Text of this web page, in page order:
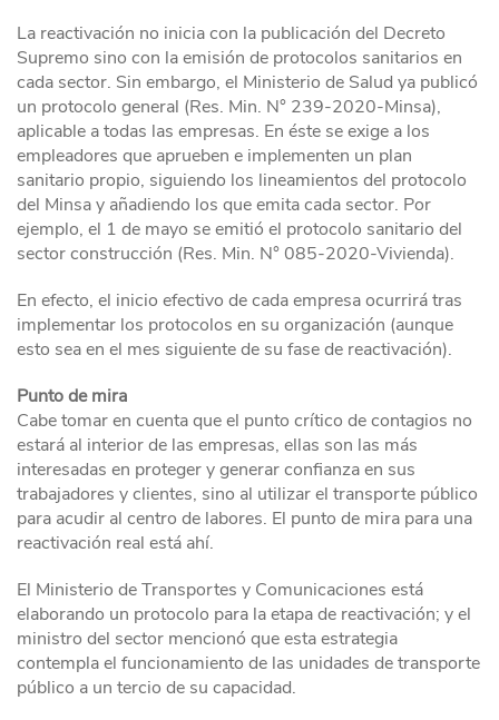
La reactivación no inicia con la publicación del Decreto
Supremo sino con la emisión de protocolos sanitarios en
cada sector. Sin embargo, el Ministerio de Salud ya publicó
un protocolo general (Res. Min. N° 239-2020-Minsa),
aplicable a todas las empresas. En éste se exige a los
empleadores que aprueben e implementen un plan
sanitario propio, siguiendo los lineamientos del protocolo
del Minsa y añadiendo los que emita cada sector. Por
ejemplo, el 1 de mayo se emitió el protocolo sanitario del
sector construcción (Res. Min. N° 085-2020-Vivienda).
En efecto, el inicio efectivo de cada empresa ocurrirá tras
implementar los protocolos en su organización (aunque
esto sea en el mes siguiente de su fase de reactivación).
Punto de mira
Cabe tomar en cuenta que el punto crítico de contagios no
estará al interior de las empresas, ellas son las más
interesadas en proteger y generar confianza en sus
trabajadores y clientes, sino al utilizar el transporte público
para acudir al centro de labores. El punto de mira para una
reactivación real está ahí.
El Ministerio de Transportes y Comunicaciones está
elaborando un protocolo para la etapa de reactivación; y el
ministro del sector mencionó que esta estrategia
contempla el funcionamiento de las unidades de transporte
público a un tercio de su capacidad.